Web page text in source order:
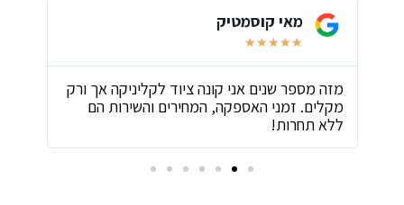
מאי קוסמטיק
★
★
★
★
★
מזה מספר שנים אני קונה ציוד לקליניקה אך ורק
מקלים. זמני האספקה, המחירים והשירות הם
ללא תחרות!